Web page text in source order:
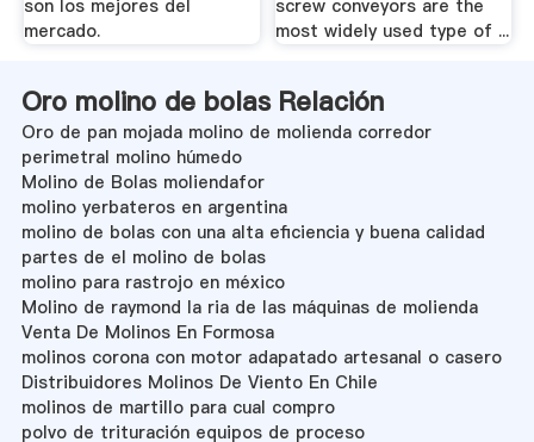
son los mejores del
mercado.
screw conveyors are the
most widely used type of ...
Oro molino de bolas Relación
Oro de pan mojada molino de molienda corredor
perimetral molino húmedo
Molino de Bolas moliendafor
molino yerbateros en argentina
molino de bolas con una alta eficiencia y buena calidad
partes de el molino de bolas
molino para rastrojo en méxico
Molino de raymond la ria de las máquinas de molienda
Venta De Molinos En Formosa
molinos corona con motor adapatado artesanal o casero
Distribuidores Molinos De Viento En Chile
molinos de martillo para cual compro
polvo de trituración equipos de proceso